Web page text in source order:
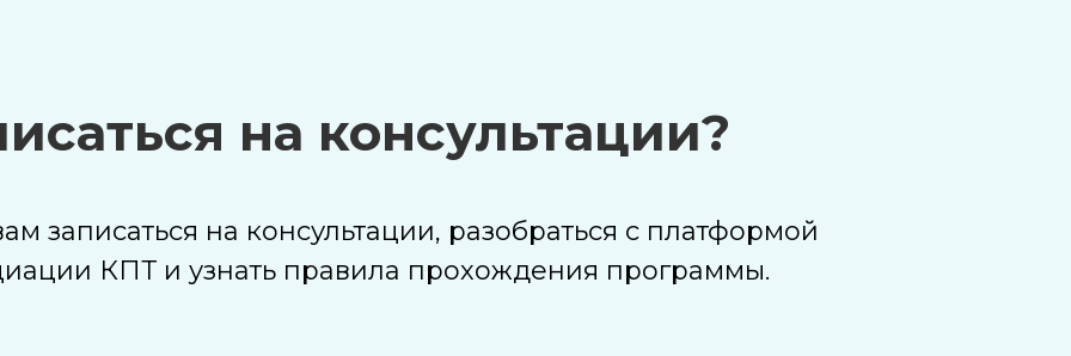
на консультации?
записаться на консультации, разобраться с платформой
КПТ и узнать правила прохождения программы.